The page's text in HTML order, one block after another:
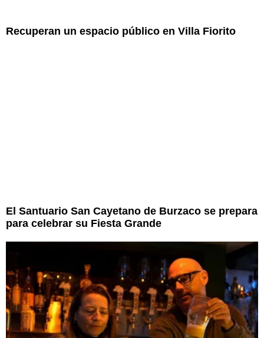
Recuperan un espacio público en Villa Fiorito
El Santuario San Cayetano de Burzaco se prepara
para celebrar su Fiesta Grande